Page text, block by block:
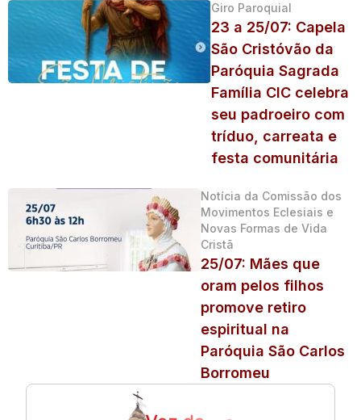
Giro Paroquial
23 a 25/07: Capela
São Cristóvão da
Paróquia Sagrada
Família CIC celebra
seu padroeiro com
tríduo, carreata e
festa comunitária
Notícia da Comissão dos
Movimentos Eclesiais e
Novas Formas de Vida
Cristã
25/07: Mães que
oram pelos filhos
promove retiro
espiritual na
Paróquia São Carlos
Borromeu